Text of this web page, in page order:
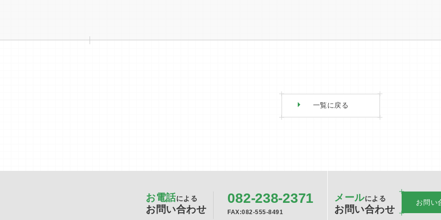
一覧に戻る
お電話による
お問い合わせ
082-238-2371
FAX:082-555-8491
メールによる
お問い合わせ
お問い